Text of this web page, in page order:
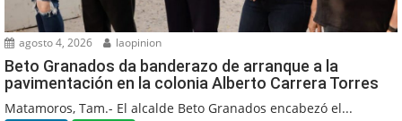
agosto 4, 2026 laopinion
Beto Granados da banderazo de arranque a la
pavimentación en la colonia Alberto Carrera Torres
Matamoros, Tam.- El alcalde Beto Granados encabezó el...